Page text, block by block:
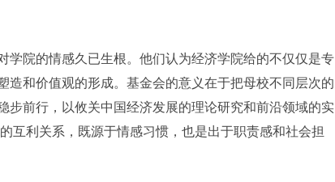
学院的情感久已生根。他们认为经济学院给的不仅仅是专
造和价值观的形成。基金会的意义在于把母校不同层次的
步前行，以攸关中国经济发展的理论研究和前沿领域的实
互利关系，既源于情感习惯，也是出于职责感和社会担